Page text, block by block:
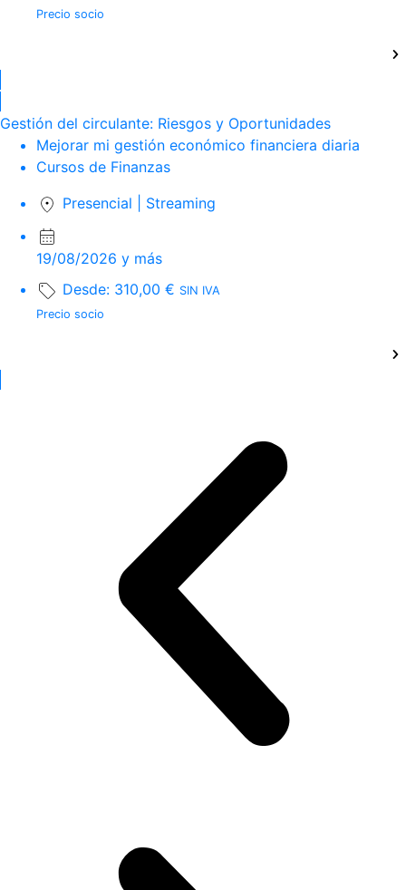
Precio socio
Gestión del circulante: Riesgos y Oportunidades
Mejorar mi gestión económico financiera diaria
Cursos de Finanzas
Presencial
Streaming
19/08/2026 y más
Desde: 310,00 € SIN IVA
Precio socio